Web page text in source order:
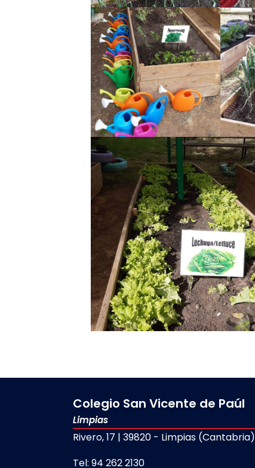
Colegio San Vicente de Paúl
Limpias
Rivero, 17 | 39820 - Limpias (Cantabria)
Tel: 94 262 2130